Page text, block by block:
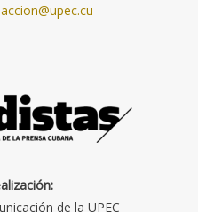
de la UPEC